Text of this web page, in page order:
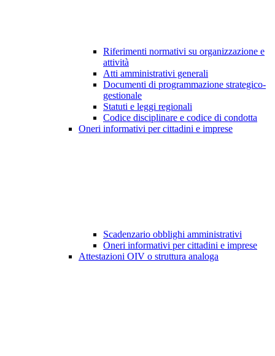
Riferimenti normativi su organizzazione e
attività
Atti amministrativi generali
Documenti di programmazione strategico-
gestionale
Statuti e leggi regionali
Codice disciplinare e codice di condotta
Oneri informativi per cittadini e imprese
Scadenzario obblighi amministrativi
Oneri informativi per cittadini e imprese
Attestazioni OIV o struttura analoga